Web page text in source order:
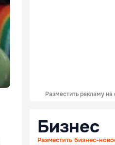
Разместить рекламу на
Бизнес
Разместить бизнес-